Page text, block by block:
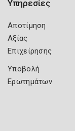
Υπηρεσίες
Αποτίμηση
Αξίας
Επιχείρησης
Υποβολή
Ερωτημάτων